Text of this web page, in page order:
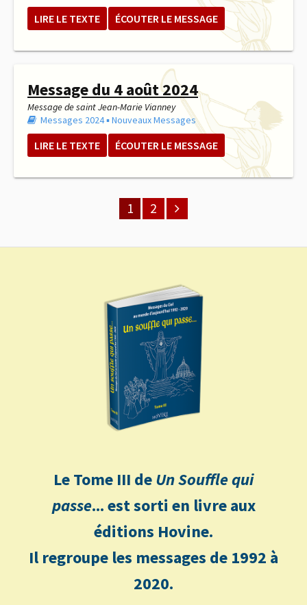
LIRE LE TEXTE ÉCOUTER LE MESSAGE
Message du 4 août 2024
Message de saint Jean-Marie Vianney
Messages 2024▪︎Nouveaux Messages
LIRE LE TEXTE ÉCOUTER LE MESSAGE
1 2
Le Tome III deUn Souffle qui
passe... est sorti en livre aux
éditions Hovine.
Il regroupe les messages de 1992 à
2020.